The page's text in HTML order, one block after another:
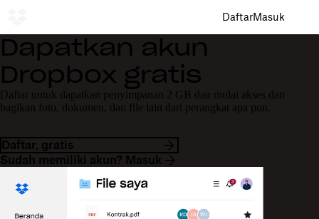
DaftarMasuk
Dapatkan akun
Dropbox gratis
Daftar untuk dapatkan penyimpanan 2 GB dan mulai akses dan
bagikan foto, dokumen, dan file lain dari perangkat apa pun.
Daftar, gratis
Sudah memiliki akun? Masuk